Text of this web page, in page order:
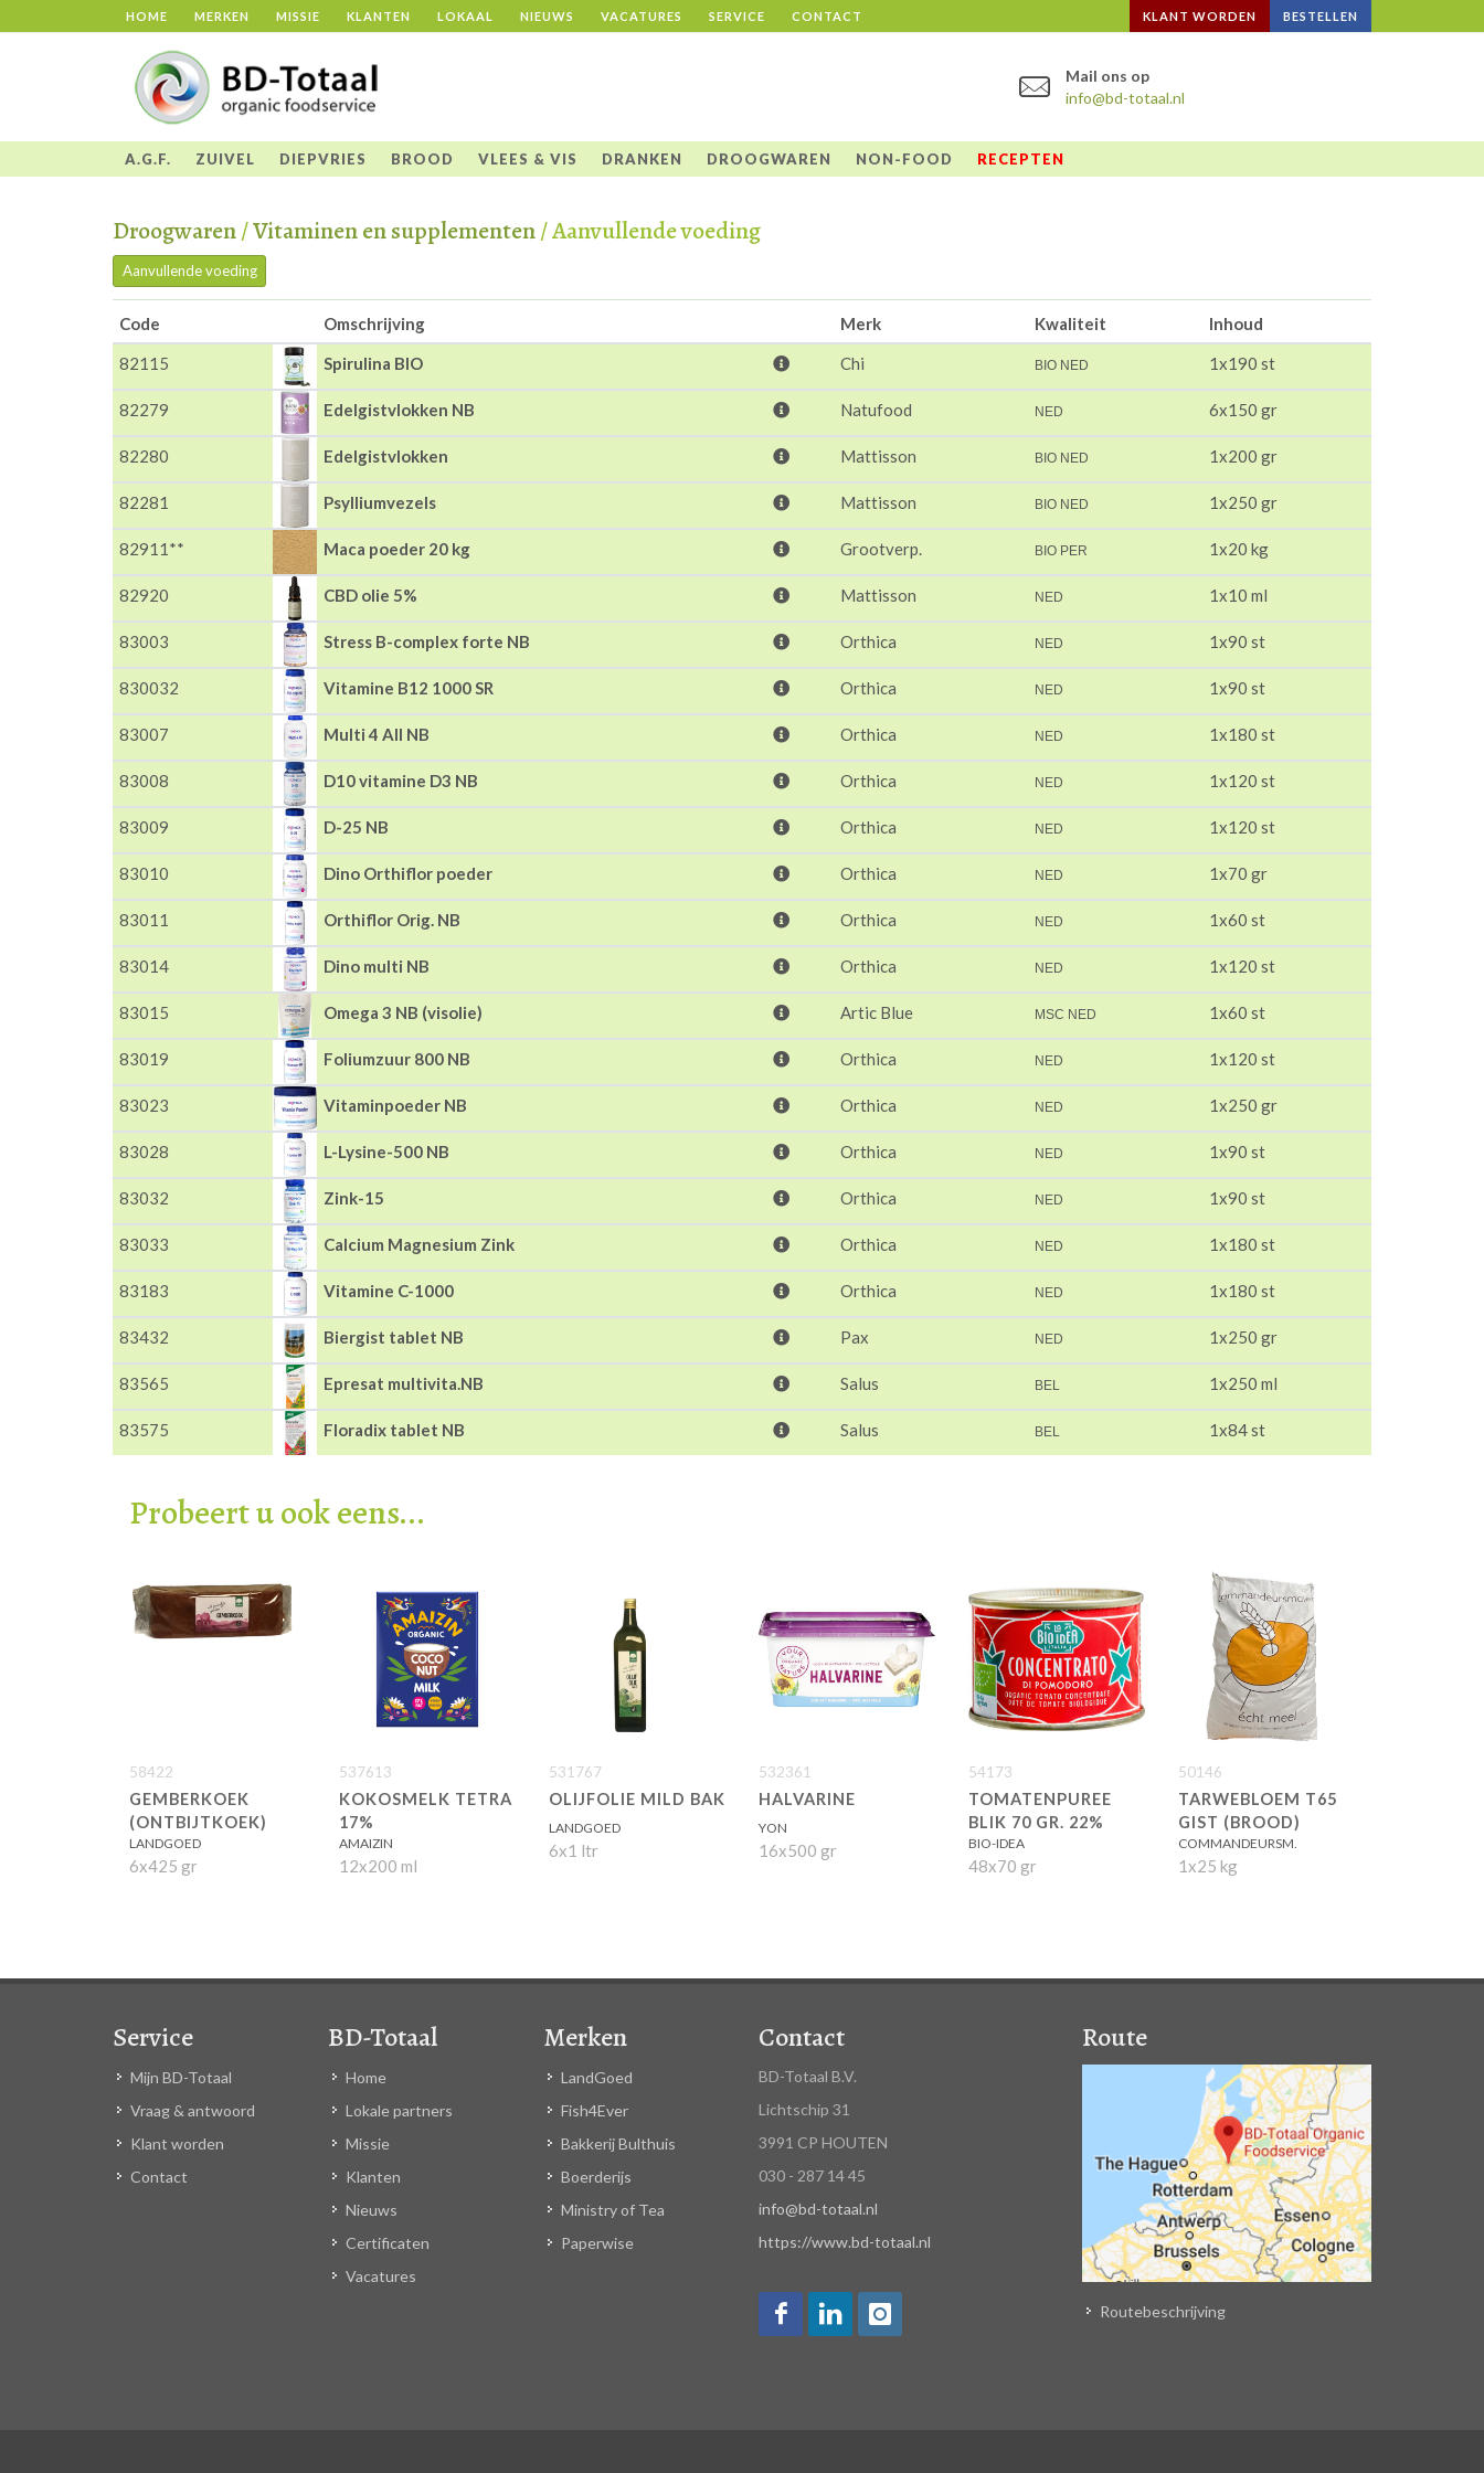
HOME MERKEN MISSIE KLANTEN LOKAAL NIEUWS VACATURES SERVICE CONTACT KLANT WORDEN BESTELLEN
Mail ons op
info@bd-totaal.nl
A.G.F. ZUIVEL DIEPVRIES BROOD VLEES & VIS DRANKEN DROOGWAREN NON-FOOD RECEPTEN
Droogwaren/Vitaminen en supplementen/ Aanvullende voeding
Aanvullende voeding
Code Omschrijving Merk Kwaliteit
Inhoud
82115
Spirulina BIO Chi BIO NED 1x190 st
82279 Edelgistvlokken NB Natufood NED 6x150 gr
82280 Edelgistvlokken Mattisson BIO NED 1x200 gr
82281 Psylliumvezels Mattisson BIO NED 1x250 gr
82911** Maca poeder 20 kg Grootverp. BIO PER 1x20 kg
82920 CBD olie 5% Mattisson NED 1x10 ml
83003 Stress B-complex forte NB Orthica NED 1x90 st
830032 Vitamine B12 1000 SR Orthica NED 1x90 st
83007 Multi 4 All NB Orthica NED 1x180 st
83008 D10 vitamine D3 NB Orthica NED 1x120 st
83009 D-25 NB Orthica NED 1x120 st
83010 Dino Orthiflor poeder Orthica NED 1x70 gr
83011 Orthiflor Orig. NB Orthica NED 1x60 st
83014 Dino multi NB Orthica NED 1x120 st
83015 Omega 3 NB (visolie) Artic Blue MSC NED 1x60 st
83019 Foliumzuur 800 NB Orthica NED 1x120 st
83023 Vitaminpoeder NB Orthica NED 1x250 gr
83028 L-Lysine-500 NB Orthica NED 1x90 st
83032 Zink-15 Orthica NED 1x90 st
83033 Calcium Magnesium Zink Orthica NED 1x180 st
83183 Vitamine C-1000 Orthica NED 1x180 st
83432 Biergist tablet NB Pax NED 1x250 gr
83565 Epresat multivita.NB Salus BEL 1x250 ml
83575 Floradix tablet NB Salus BEL 1x84 st
Probeert u ook eens...
58422
GEMBERKOEK
(ONTBIJTKOEK)
LANDGOED
6x425 gr
537613
KOKOSMELK TETRA
17%
AMAIZIN
12x200 ml
531767
OLIJFOLIE MILD BAK
LANDGOED
6x1 ltr
532361
HALVARINE
YON
16x500 gr
54173
TOMATENPUREE
BLIK 70 GR. 22%
BIO-IDEA
48x70 gr
50146
TARWEBLOEM T65
GIST (BROOD)
COMMANDEURSM.
1x25 kg
Service
Mijn BD-Totaal
Vraag & antwoord
Klant worden
Contact
BD-Totaal
Home
Lokale partners
Missie
Klanten
Nieuws
Certificaten
Vacatures
Merken
LandGoed
Fish4Ever
Bakkerij Bulthuis
Boerderijs
Ministry of Tea
Paperwise
Contact
BD-Totaal B.V.
Lichtschip 31
3991 CP HOUTEN
030 - 287 14 45
info@bd-totaal.nl
https://www.bd-totaal.nl
Route
Routebeschrijving